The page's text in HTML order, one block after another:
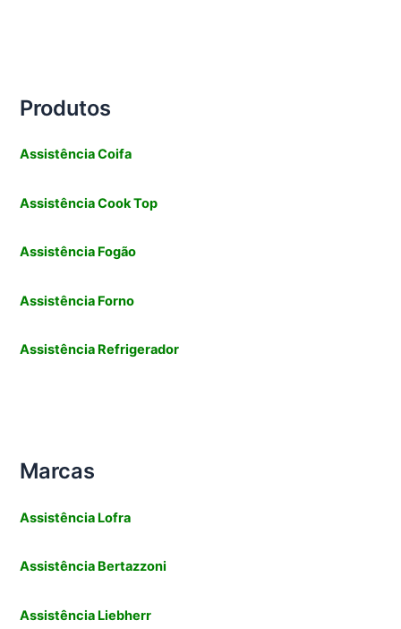
Produtos
Assistência Coifa
Assistência Cook Top
Assistência Fogão
Assistência Forno
Assistência Refrigerador
Marcas
Assistência Lofra
Assistência Bertazzoni
Assistência Liebherr